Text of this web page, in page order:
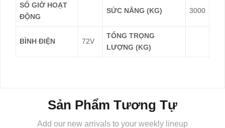
SỐ GIỜ HOẠT
ĐỘNG
SỨC NÂNG (KG) 3000
BÌNH ĐIỆN 72V
TỔNG TRỌNG
LƯỢNG (KG)
Sản Phẩm Tương Tự
Add our new arrivals to your weekly lineup